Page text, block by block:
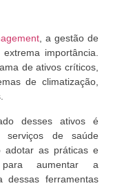
, a gestão de
importância.
de ativos críticos,
de climatização,
desses ativos é
serviços de saúde
adotar as práticas e
para aumentar a
dessas ferramentas